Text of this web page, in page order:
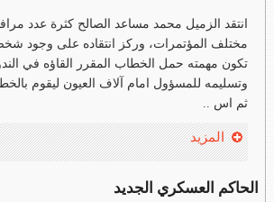
انتقد الزميل محمد مساعد الصالح كثرة عدد
مختلف المؤتمرات، وركز انتقاده على وجود
تكون مهمته حمل الخطاب المقرر القاؤه في
وتسليمه للمسؤول امام آلاف العيون ليقوم
ثم اس ..
المزيد
الحاكم العسكري الجديد